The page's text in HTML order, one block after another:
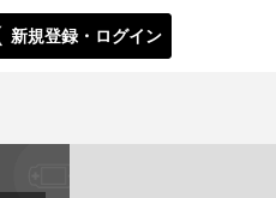
新規登録・ログイン